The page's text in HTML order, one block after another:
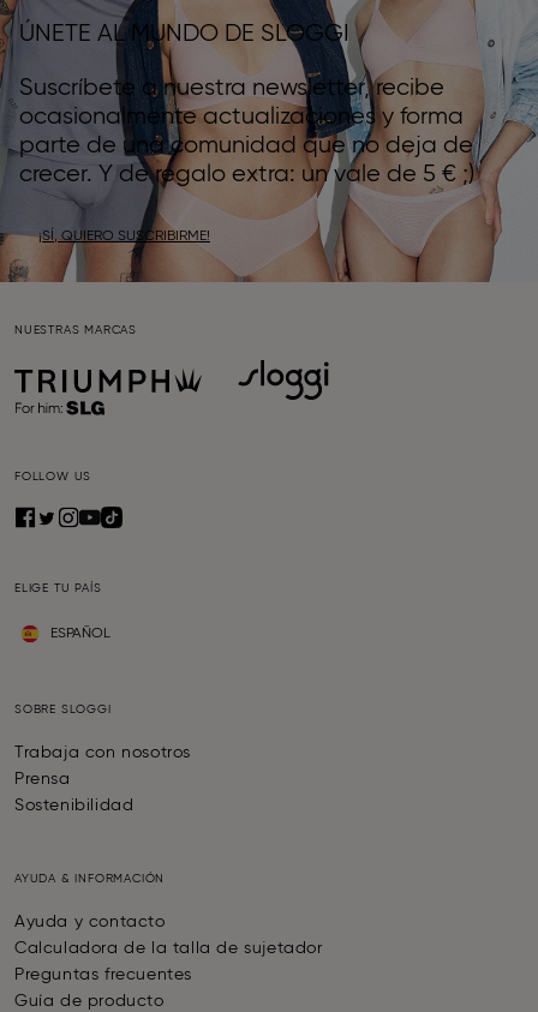
ÚNETE AL MUNDO DE SLOGGI
Suscríbete a nuestra newsletter, recibe
ocasionalmente actualizaciones y forma
parte de una comunidad que no deja de
crecer. Y de regalo extra: un vale de 5 € ;)
¡SÍ, QUIERO SUSCRIBIRME!
NUESTRAS MARCAS
FOLLOW US
ELIGE TU PAÍS
ESPAÑOL
SOBRE SLOGGI
Trabaja con nosotros
Prensa
Sostenibilidad
AYUDA & INFORMACIÓN
Ayuda y contacto
Calculadora de la talla de sujetador
Preguntas frecuentes
Guía de producto